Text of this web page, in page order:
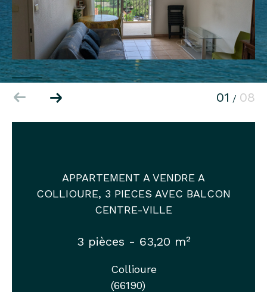
01 / 08
APPARTEMENT A VENDRE A
COLLIOURE, 3 PIECES AVEC BALCON
CENTRE-VILLE
3 pièces - 63,20 m²
Collioure
(66190)